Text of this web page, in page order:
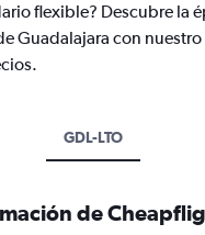
flexible? Descubre la
Guadalajara con
GDL-LTO
de